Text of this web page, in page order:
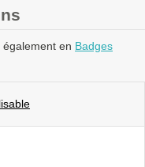
en Badges